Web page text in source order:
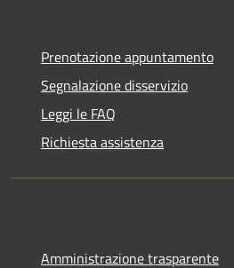
Prenotazione appuntamento
Segnalazione disservizio
Leggi le FAQ
Richiesta assistenza
Amministrazione trasparente